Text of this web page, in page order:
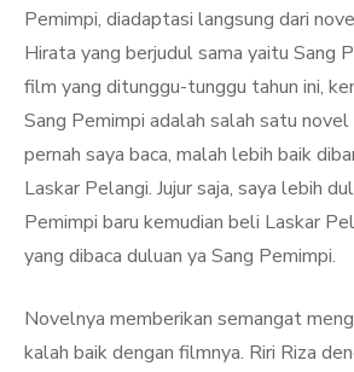
Pemimpi, diadaptasi langsung dari
Hirata yang berjudul sama yaitu Sang
film yang ditunggu-tunggu tahun ini,
Sang Pemimpi adalah salah satu
pernah saya baca, malah lebih baik
Laskar Pelangi. Jujur saja, saya lebih
Pemimpi baru kemudian beli Laskar
yang dibaca duluan ya Sang Pemimpi.
Novelnya memberikan semangat
kalah baik dengan filmnya. Riri Riza